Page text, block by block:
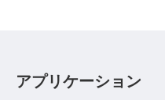
アプリケーション